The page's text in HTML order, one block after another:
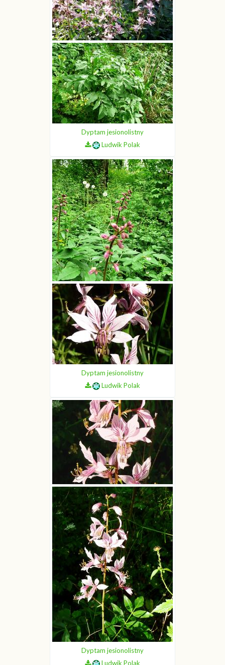
Dyptam jesionolistny
Ludwik Polak
Dyptam jesionolistny
Ludwik Polak
Dyptam jesionolistny
Ludwik Polak
Dyptam jesionolistny
Ludwik Polak
Dyptam jesionolistny
Ludwik Polak
Dyptam jesionolistny
Ludwik Polak